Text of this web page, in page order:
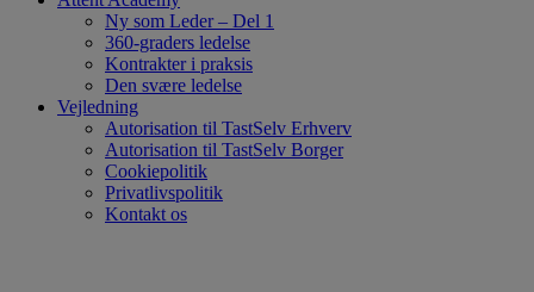
Ny som Leder – Del 1
360-graders ledelse
Kontrakter i praksis
Den svære ledelse
Vejledning
Autorisation til TastSelv Erhverv
Autorisation til TastSelv Borger
Cookiepolitik
Privatlivspolitik
Kontakt os